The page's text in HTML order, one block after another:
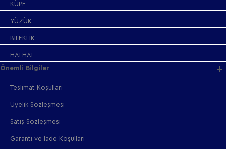
KÜPE
YÜZÜK
BİLEKLİK
HALHAL
Önemli Bilgiler
Teslimat Koşulları
Üyelik Sözleşmesi
Satış Sözleşmesi
Garanti ve İade Koşulları